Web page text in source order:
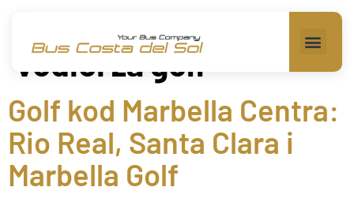
Kategorija:Putni
vodici za golf
Golf kod Marbella Centra:
Rio Real, Santa Clara i
Marbella Golf